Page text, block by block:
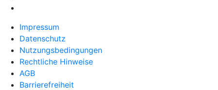
Impressum
Datenschutz
Nutzungsbedingungen
Rechtliche Hinweise
AGB
Barrierefreiheit